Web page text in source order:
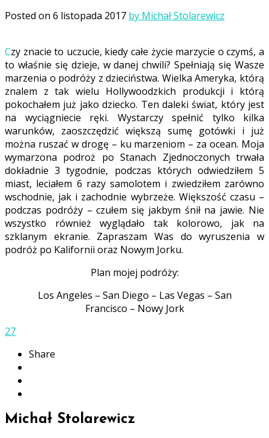
Posted on 6 listopada 2017 by Michał Stolarewicz
Czy znacie to uczucie, kiedy całe życie marzycie o czymś, a
to właśnie się dzieje, w danej chwili? Spełniają się Wasze
marzenia o podróży z dzieciństwa. Wielka Ameryka, którą
znalem z tak wielu Hollywoodzkich produkcji i którą
pokochałem już jako dziecko. Ten daleki świat, który jest
na wyciągniecie ręki. Wystarczy spełnić tylko kilka
warunków, zaoszczędzić większą sumę gotówki i już
można ruszać w drogę – ku marzeniom – za ocean. Moja
wymarzona podroż po Stanach Zjednoczonych trwała
dokładnie 3 tygodnie, podczas których odwiedziłem 5
miast, leciałem 6 razy samolotem i zwiedziłem zarówno
wschodnie, jak i zachodnie wybrzeże. Większość czasu –
podczas podróży – czułem się jakbym śnił na jawie. Nie
wszystko również wyglądało tak kolorowo, jak na
szklanym ekranie. Zapraszam Was do wyruszenia w
podróż po Kalifornii oraz Nowym Jorku.
Plan mojej podróży:
Los Angeles – San Diego – Las Vegas – San
Francisco – Nowy Jork
27
Share
Michał Stolarewicz